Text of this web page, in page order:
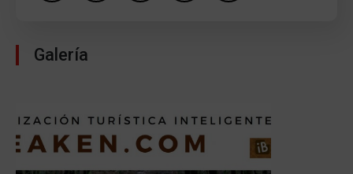
Galería